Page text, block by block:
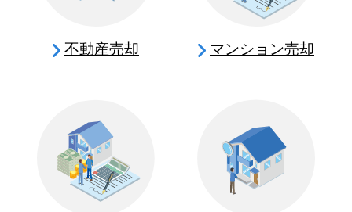
不動産売却 マンション売却